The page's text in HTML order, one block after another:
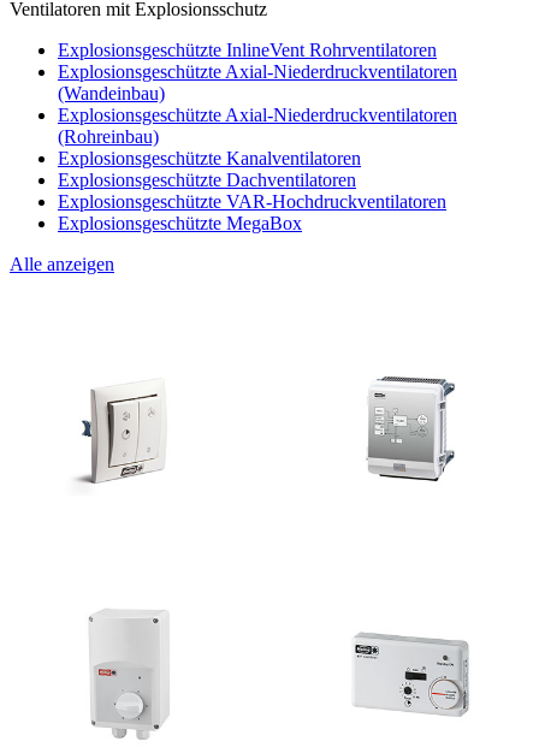
Ventilatoren mit Explosionsschutz
Explosionsgeschützte InlineVent Rohrventilatoren
Explosionsgeschützte Axial-Niederdruckventilatoren
(Wandeinbau)
Explosionsgeschützte Axial-Niederdruckventilatoren
(Rohreinbau)
Explosionsgeschützte Kanalventilatoren
Explosionsgeschützte Dachventilatoren
Explosionsgeschützte VAR-Hochdruckventilatoren
Explosionsgeschützte MegaBox
Alle anzeigen